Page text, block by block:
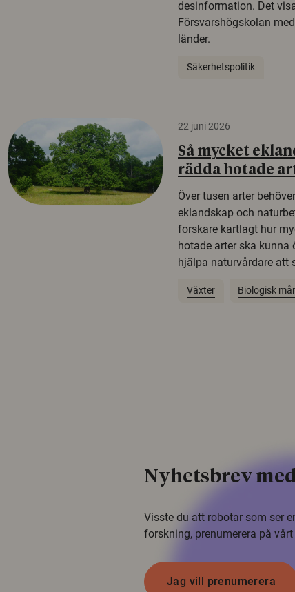
desinformation. Det
Försvarshögskolan
länder.
Säkerhetspolitik
22 juni 2026
Så mycket
rädda hotade
Över tusen arter
eklandskap och
forskare kartlagt hur
hotade arter ska kunna
hjälpa naturvårdare att
Växter Biologisk
Nyhetsbrev
Visste du att robotar som ser
forskning, prenumerera på
Jag vill prenumerera